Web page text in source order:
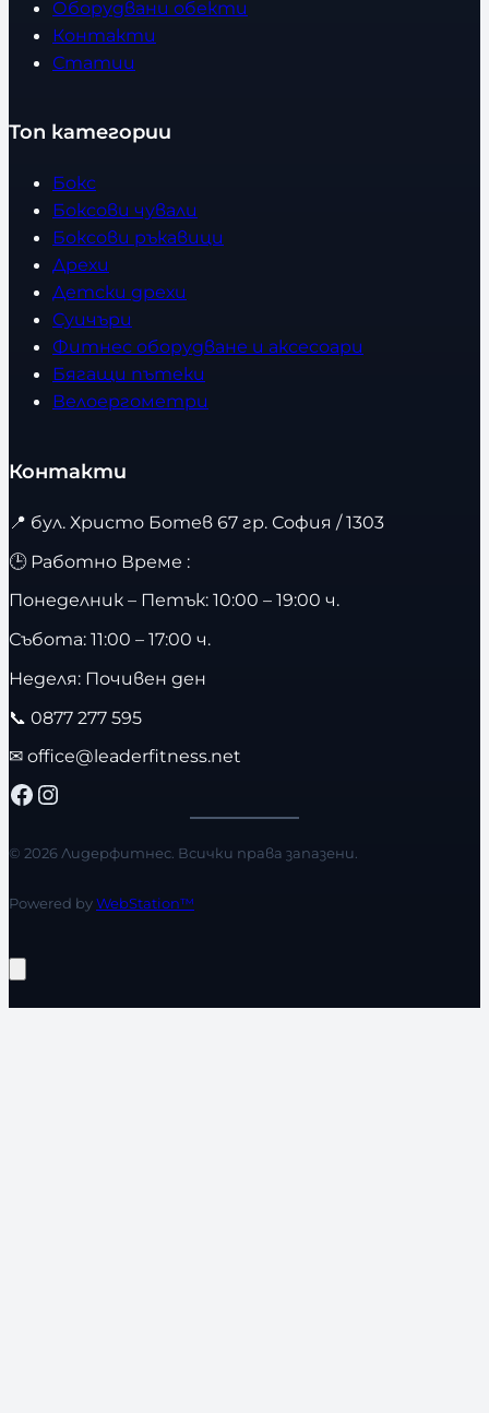
Оборудвани обекти
Контакти
Статии
Топ категории
Бокс
Боксови чували
Боксови ръкавици
Дрехи
Детски дрехи
Суичъри
Фитнес оборудване и аксесоари
Бягащи пътеки
Велоергометри
Контакти
📍 бул. Христо Ботев 67 гр. София / 1303
🕒 Работно Време :
Понеделник – Петък: 10:00 – 19:00 ч.
Събота: 11:00 – 17:00 ч.
Неделя: Почивен ден
📞 0877 277 595
✉ office@leaderfitness.net
Facebook Instagram
© 2026 Лидерфитнес. Всички права запазени.
Powered byWebStation™